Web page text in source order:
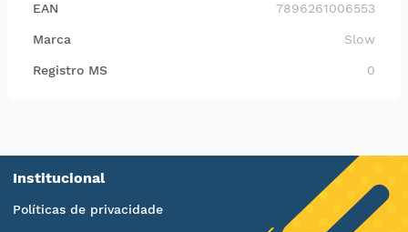
EAN 7896261006553
Marca Slow
Registro MS 0
Institucional
Políticas de privacidade